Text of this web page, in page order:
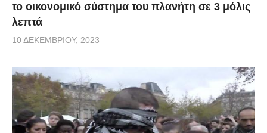
το οικονομικό σύστημα του πλανήτη σε 3 μόλις
λεπτά
10 ΔΕΚΕΜΒΡΊΟΥ, 2023